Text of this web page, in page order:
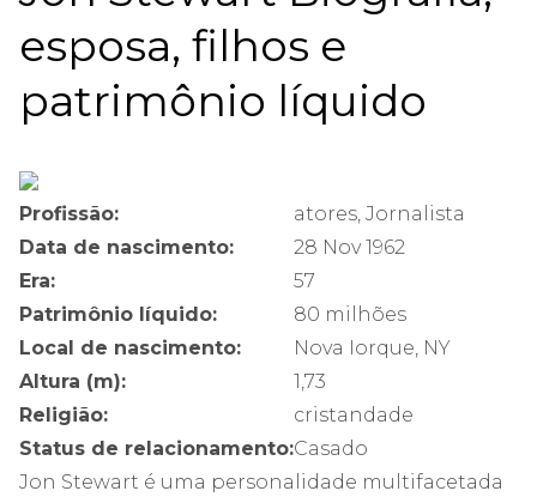
esposa, filhos e
patrimônio líquido
Profissão:
atores, Jornalista
Data de nascimento:
28 Nov 1962
Era:
57
Patrimônio líquido:
80 milhões
Local de nascimento:
Nova Iorque, NY
Altura (m):
1,73
Religião:
cristandade
Status de relacionamento:Casado
Jon Stewart é uma personalidade multifacetada